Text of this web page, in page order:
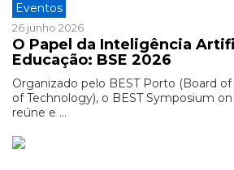
Eventos
26 junho 2026
O Papel da Inteligência
Educação: BSE 2026
Organizado pelo BEST Porto (Board
of Technology), o BEST Symposium
reúne e ...